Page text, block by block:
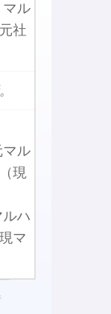
マル
社
ル
現
ルハ
マ